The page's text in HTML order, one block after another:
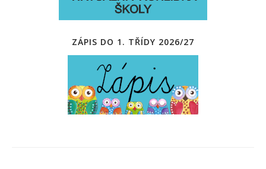
ZÁPIS DO 1. TŘÍDY 2026/27